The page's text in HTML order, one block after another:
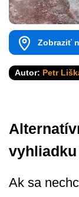
Zobraziť
Autor: Petr
vyhliadku
Ak sa